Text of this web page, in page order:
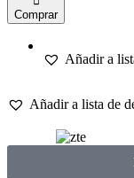
Comprar
Añadir a
Añadir a lista de